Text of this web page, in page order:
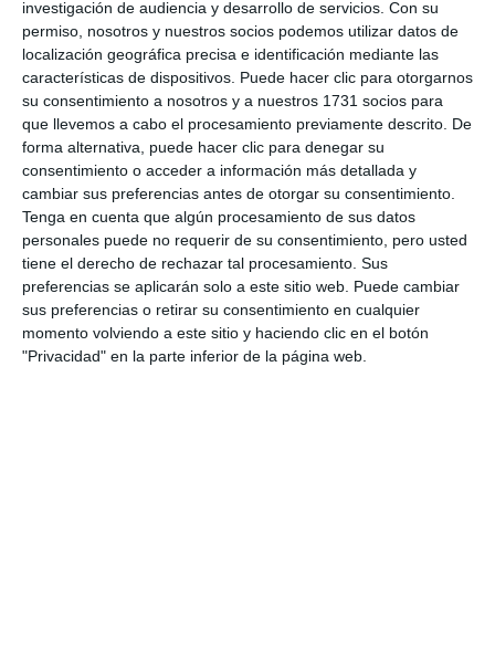
investigación de audiencia y desarrollo de servicios. Con su
permiso, nosotros y nuestros socios podemos utilizar datos de
localización geográfica precisa e identificación mediante las
características de dispositivos. Puede hacer clic para otorgarnos
su consentimiento a nosotros y a nuestros 1731 socios para
que llevemos a cabo el procesamiento previamente descrito. De
forma alternativa, puede hacer clic para denegar su
consentimiento o acceder a información más detallada y
cambiar sus preferencias antes de otorgar su consentimiento.
Tenga en cuenta que algún procesamiento de sus datos
personales puede no requerir de su consentimiento, pero usted
tiene el derecho de rechazar tal procesamiento. Sus
preferencias se aplicarán solo a este sitio web. Puede cambiar
sus preferencias o retirar su consentimiento en cualquier
momento volviendo a este sitio y haciendo clic en el botón
"Privacidad" en la parte inferior de la página web.
Las calles Campos, Larga del Palmar, Caños,
Vistamar, Carril, Alegre, Olivo, Casas Nuevas o la
plaza La Libertad y otros puntos serán algunas de
las muchas zonas por las que se despliegue la fibra
óptica y que entrará en servicio, aseguran, a finales
de mayo.
Comparte esta noticia desde el siguiente enlace:
https://mijascom.com/?a=33995
MIJAS AYUNTAMIENTO FIBRA ÓPTICA